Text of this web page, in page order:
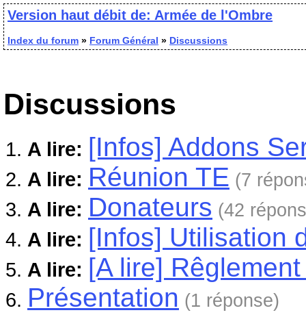
Version haut débit de: Armée de l'Ombre
Index du forum » Forum Général » Discussions
Discussions
A lire: [Infos] Addons
A lire: Réunion TE (7
A lire: Donateurs (42
A lire: [Infos] Utilisation
A lire: [A lire]
Présentation (1 réponse)